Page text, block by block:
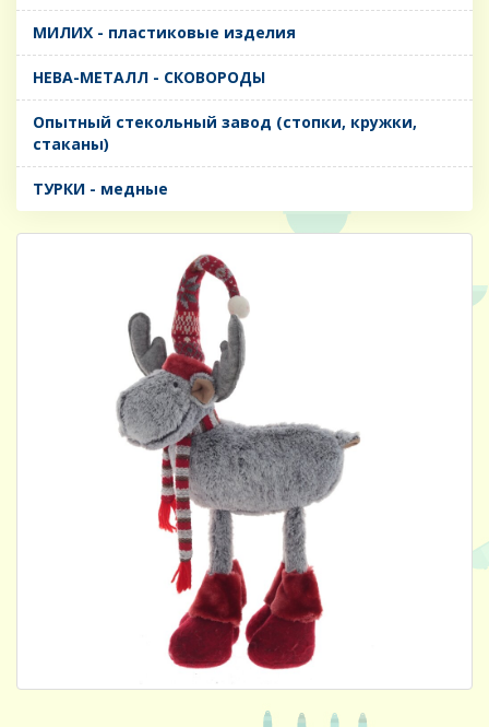
МИЛИХ - пластиковые изделия
НЕВА-МЕТАЛЛ - СКОВОРОДЫ
Опытный стекольный завод (стопки, кружки,
стаканы)
ТУРКИ - медные